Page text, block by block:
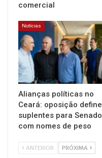
comercial
Notícias
Alianças políticas no
Ceará: oposição define
suplentes para Senado
com nomes de peso
ANTERIOR PRÓXIMA